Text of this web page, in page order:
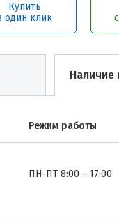
Купить
один клик
Наличие
Режим работы
ПН-ПТ 8:00 - 17:00